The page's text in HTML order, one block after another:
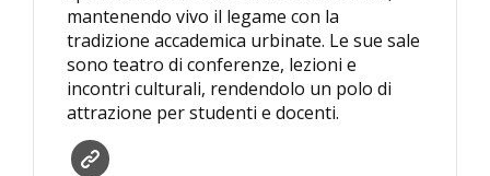
mantenendo vivo il legame con la
tradizione accademica urbinate. Le sue sale
sono teatro di conferenze, lezioni e
incontri culturali, rendendolo un polo di
attrazione per studenti e docenti.